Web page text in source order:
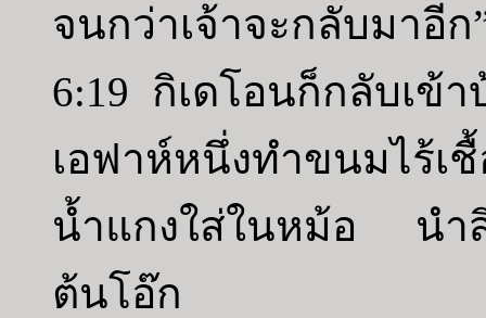
จนกว่าเจ้าจะกลับมาอีก
6:19 กิเดโอนก็กลับเข้
เอฟาห์หนึ่งทำขนมไร้เ
น้ำแกงใส่ในหม้อ นำสิ่
ต้นโอ๊ก